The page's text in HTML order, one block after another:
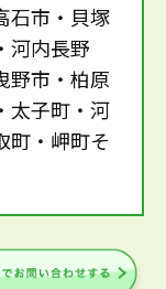
石市・貝塚
河内長野
野市・柏原
太子町・河
町・岬町そ